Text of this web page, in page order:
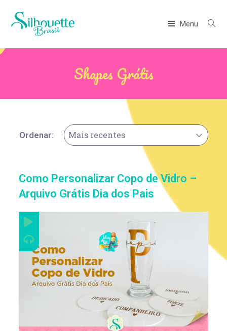
Menu
Shapes Grátis
Ordenar: Mais recentes
Como Personalizar Copo de Vidro –
Arquivo Grátis Dia dos Pais